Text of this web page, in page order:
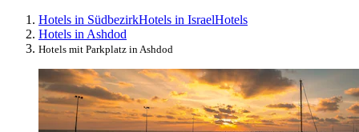
Hotels in SüdbezirkHotels in IsraelHotels
Hotels in Ashdod
Hotels mit Parkplatz in Ashdod